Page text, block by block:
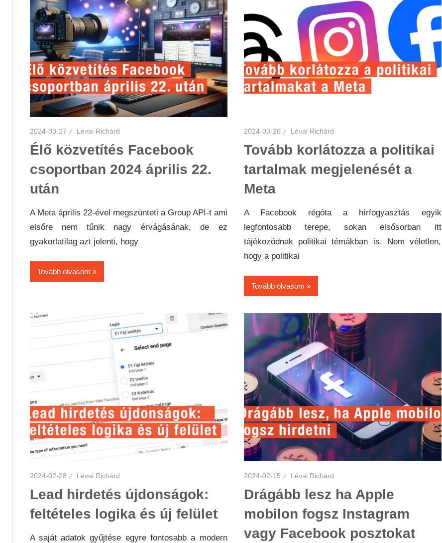
2024-03-27 Lévai Richárd
Élő közvetítés Facebook
csoportban 2024 április 22.
után
A Meta április 22-ével megszünteti a Group API-t ami
elsőre nem tűnik nagy érvágásának, de ez
gyakorlatilag azt jelenti, hogy
Tovább olvasom
2024-03-26 Lévai Richárd
Tovább korlátozza a politikai
tartalmak megjelenését a
Meta
A Facebook régóta a hírfogyasztás egyik
legfontosabb terepe, sokan elsősorban itt
tájékozódnak politikai témákban is. Nem véletlen,
hogy a politikai
Tovább olvasom
2024-02-28 Lévai Richárd
Lead hirdetés újdonságok:
feltételes logika és új felület
A saját adatok gyűjtése egyre fontosabb a modern
2024-02-15 Lévai Richárd
Drágább lesz ha Apple
mobilon fogsz Instagram
vagy Facebook posztokat